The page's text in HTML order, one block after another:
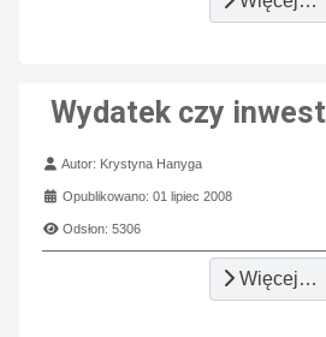
Wydatek czy
Szczegóły
Autor: Krystyna Hanyga
Opublikowano: 01 lipiec 2008
Odsłon: 5306
Więcej…